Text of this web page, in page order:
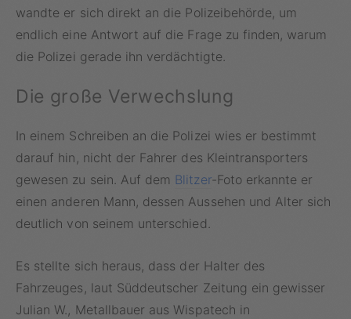
wandte er sich direkt an die Polizeibehörde, um
endlich eine Antwort auf die Frage zu finden, warum
die Polizei gerade ihn verdächtigte.
Die große Verwechslung
In einem Schreiben an die Polizei wies er bestimmt
darauf hin, nicht der Fahrer des Kleintransporters
gewesen zu sein. Auf dem Blitzer-Foto erkannte er
einen anderen Mann, dessen Aussehen und Alter sich
deutlich von seinem unterschied.
Es stellte sich heraus, dass der Halter des
Fahrzeuges, laut Süddeutscher Zeitung ein gewisser
Julian W., Metallbauer aus Wispatech in